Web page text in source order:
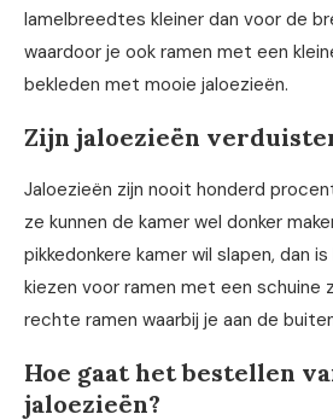
lamelbreedtes kleiner dan voor de
waardoor je ook ramen met een
bekleden met mooie jaloezieën.
Zijn jaloezieën
Jaloezieën zijn nooit honderd
ze kunnen de kamer wel donker
pikkedonkere kamer wil slapen, dan
kiezen voor ramen met een schuine
rechte ramen waarbij je aan de
Hoe gaat het bestellen
jaloezieën?